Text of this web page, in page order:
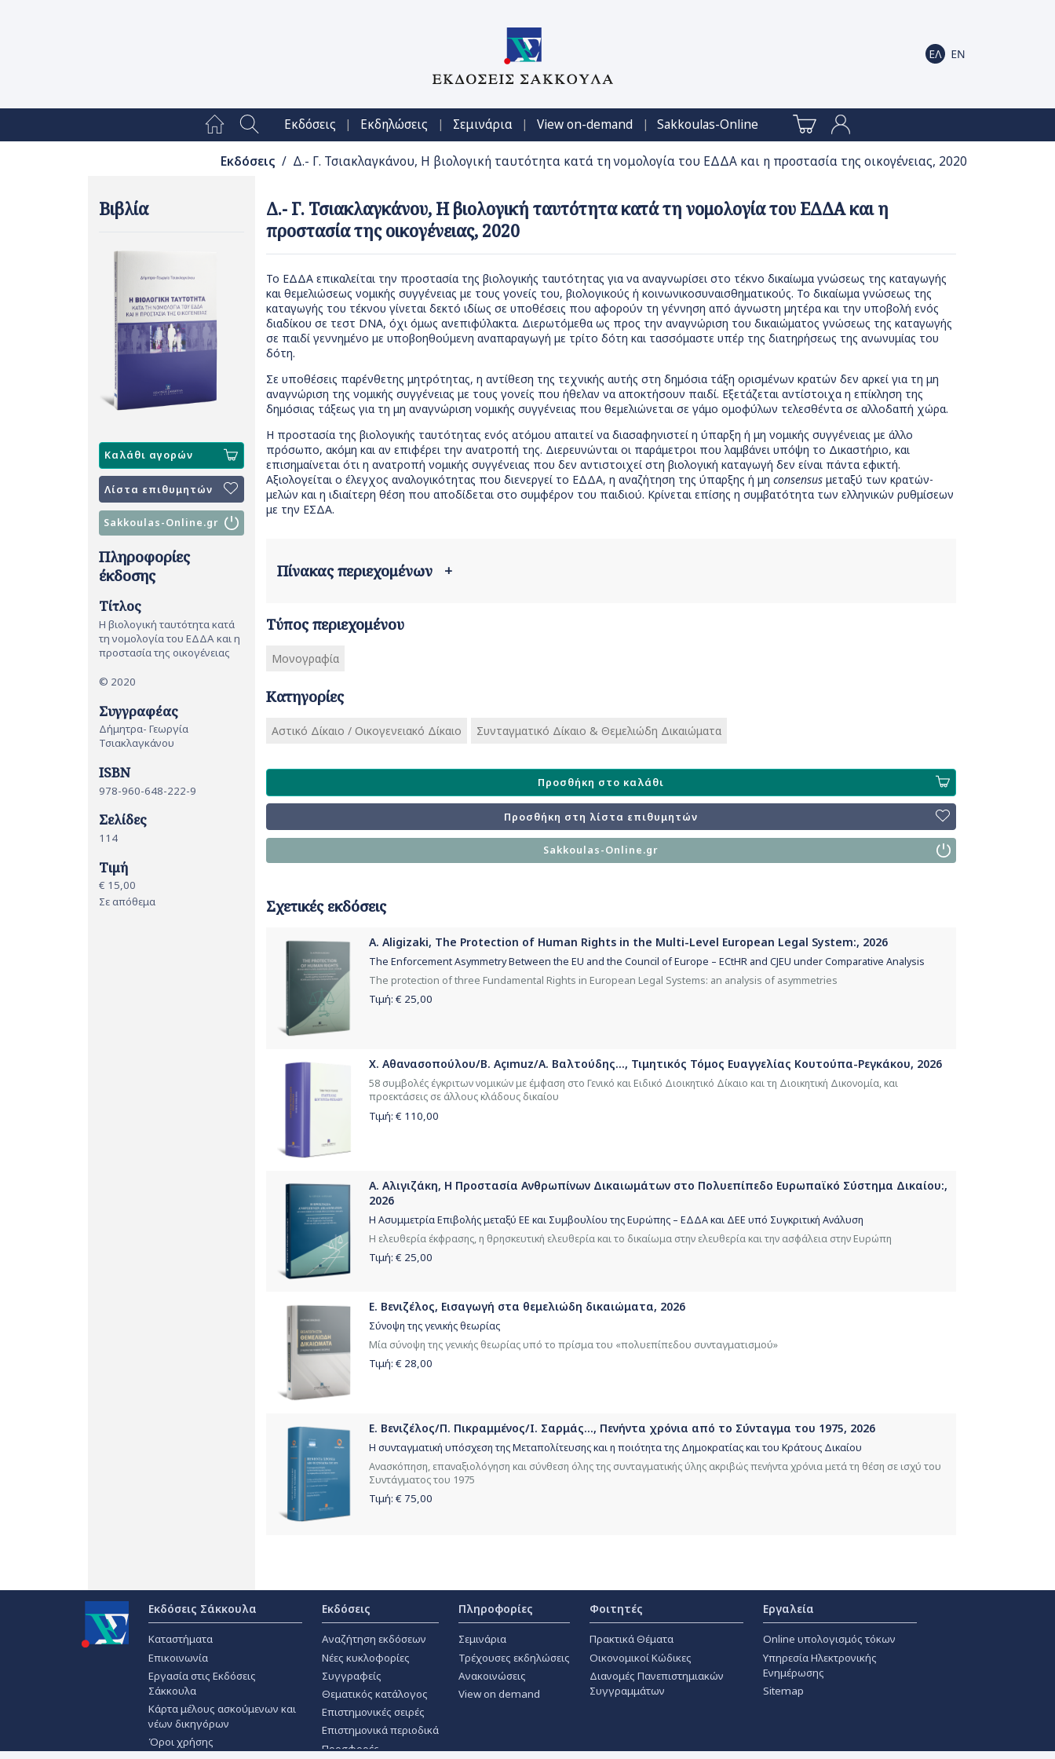
Εκδόσεις | Εκδηλώσεις | Σεμινάρια | View on-demand | Sakkoulas-Online
Εκδόσεις / Δ.- Γ. Τσιακλαγκάνου, Η βιολογική ταυτότητα κατά τη νομολογία του ΕΔΔΑ και η προστασία της οικογένειας, 2020
Βιβλία
Καλάθι αγορών
Λίστα επιθυμητών
Sakkoulas-Online.gr
Πληροφορίες
έκδοσης
Τίτλος
Η βιολογική ταυτότητα κατά
τη νομολογία του ΕΔΔΑ και η
προστασία της οικογένειας
© 2020
Συγγραφέας
Δήμητρα- Γεωργία
Τσιακλαγκάνου
ISBN
978-960-648-222-9
Σελίδες
114
Τιμή
€ 15,00
Σε απόθεμα
Δ.- Γ. Τσιακλαγκάνου, Η βιολογική ταυτότητα κατά τη νομολογία του ΕΔΔΑ και η
προστασία της οικογένειας, 2020
Το ΕΔΔΑ επικαλείται την προστασία της βιολογικής ταυτότητας για να αναγνωρίσει στο τέκνο δικαίωμα γνώσεως της καταγωγής
και θεμελιώσεως νομικής συγγένειας με τους γονείς του, βιολογικούς ή κοινωνικοσυναισθηματικούς. Το δικαίωμα γνώσεως της
καταγωγής του τέκνου γίνεται δεκτό ιδίως σε υποθέσεις που αφορούν τη γέννηση από άγνωστη μητέρα και την υποβολή ενός
διαδίκου σε τεστ DNA, όχι όμως ανεπιφύλακτα. Διερωτόμεθα ως προς την αναγνώριση του δικαιώματος γνώσεως της καταγωγής
σε παιδί γεννημένο με υποβοηθούμενη αναπαραγωγή με τρίτο δότη και τασσόμαστε υπέρ της διατηρήσεως της ανωνυμίας του
δότη.
Σε υποθέσεις παρένθετης μητρότητας, η αντίθεση της τεχνικής αυτής στη δημόσια τάξη ορισμένων κρατών δεν αρκεί για τη μη
αναγνώριση της νομικής συγγένειας με τους γονείς που ήθελαν να αποκτήσουν παιδί. Εξετάζεται αντίστοιχα η επίκληση της
δημόσιας τάξεως για τη μη αναγνώριση νομικής συγγένειας που θεμελιώνεται σε γάμο ομοφύλων τελεσθέντα σε αλλοδαπή χώρα.
Η προστασία της βιολογικής ταυτότητας ενός ατόμου απαιτεί να διασαφηνιστεί η ύπαρξη ή μη νομικής συγγένειας με άλλο
πρόσωπο, ακόμη και αν επιφέρει την ανατροπή της. Διερευνώνται οι παράμετροι που λαμβάνει υπόψη το Δικαστήριο, και
επισημαίνεται ότι η ανατροπή νομικής συγγένειας που δεν αντιστοιχεί στη βιολογική καταγωγή δεν είναι πάντα εφικτή.
Αξιολογείται ο έλεγχος αναλογικότητας που διενεργεί το ΕΔΔΑ, η αναζήτηση της ύπαρξης ή μη consensus μεταξύ των κρατών-
μελών και η ιδιαίτερη θέση που αποδίδεται στο συμφέρον του παιδιού. Κρίνεται επίσης η συμβατότητα των ελληνικών ρυθμίσεων
με την ΕΣΔΑ.
Πίνακας περιεχομένων +
Τύπος περιεχομένου
Μονογραφία
Κατηγορίες
Αστικό Δίκαιο / Οικογενειακό Δίκαιο Συνταγματικό Δίκαιο & Θεμελιώδη Δικαιώματα
Προσθήκη στο καλάθι
Προσθήκη στη λίστα επιθυμητών
Sakkoulas-Online.gr
Σχετικές εκδόσεις
A. Aligizaki, The Protection of Human Rights in the Multi-Level European Legal System:, 2026
The Enforcement Asymmetry Between the EU and the Council of Europe – ECtHR and CJEU under Comparative Analysis
The protection of three Fundamental Rights in European Legal Systems: an analysis of asymmetries
Τιμή: € 25,00
Χ. Αθανασοπούλου/B. Açımuz/Α. Βαλτούδης..., Τιμητικός Τόμος Ευαγγελίας Κουτούπα-Ρεγκάκου, 2026
58 συμβολές έγκριτων νομικών με έμφαση στο Γενικό και Ειδικό Διοικητικό Δίκαιο και τη Διοικητική Δικονομία, και
προεκτάσεις σε άλλους κλάδους δικαίου
Τιμή: € 110,00
Α. Αλιγιζάκη, Η Προστασία Ανθρωπίνων Δικαιωμάτων στο Πολυεπίπεδο Ευρωπαϊκό Σύστημα Δικαίου:,
2026
Η Ασυμμετρία Επιβολής μεταξύ ΕΕ και Συμβουλίου της Ευρώπης – ΕΔΔΑ και ΔΕΕ υπό Συγκριτική Ανάλυση
Η ελευθερία έκφρασης, η θρησκευτική ελευθερία και το δικαίωμα στην ελευθερία και την ασφάλεια στην Ευρώπη
Τιμή: € 25,00
Ε. Βενιζέλος, Εισαγωγή στα θεμελιώδη δικαιώματα, 2026
Σύνοψη της γενικής θεωρίας
Μία σύνοψη της γενικής θεωρίας υπό το πρίσμα του «πολυεπίπεδου συνταγματισμού»
Τιμή: € 28,00
Ε. Βενιζέλος/Π. Πικραμμένος/Ι. Σαρμάς..., Πενήντα χρόνια από το Σύνταγμα του 1975, 2026
Η συνταγματική υπόσχεση της Μεταπολίτευσης και η ποιότητα της Δημοκρατίας και του Κράτους Δικαίου
Ανασκόπηση, επαναξιολόγηση και σύνθεση όλης της συνταγματικής ύλης ακριβώς πενήντα χρόνια μετά τη θέση σε ισχύ του
Συντάγματος του 1975
Τιμή: € 75,00
Εκδόσεις Σάκκουλα
Καταστήματα
Επικοινωνία
Εργασία στις Εκδόσεις
Σάκκουλα
Κάρτα μέλους ασκούμενων και
νέων δικηγόρων
Όροι χρήσης
Εκδόσεις
Αναζήτηση εκδόσεων
Νέες κυκλοφορίες
Συγγραφείς
Θεματικός κατάλογος
Επιστημονικές σειρές
Επιστημονικά περιοδικά
Προσφορές
Πληροφορίες
Σεμινάρια
Τρέχουσες εκδηλώσεις
Ανακοινώσεις
View on demand
Φοιτητές
Πρακτικά Θέματα
Οικονομικοί Κώδικες
Διανομές Πανεπιστημιακών
Συγγραμμάτων
Εργαλεία
Online υπολογισμός τόκων
Υπηρεσία Ηλεκτρονικής
Ενημέρωσης
Sitemap